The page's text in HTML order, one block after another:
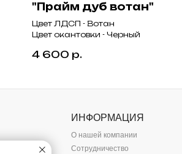
"Прайм дуб вотан"
Цвет ЛДСП - Вотан
Цвет окантовки - Черный
4 600 р.
ИНФОРМАЦИЯ
О нашей компании
Сотрудничество